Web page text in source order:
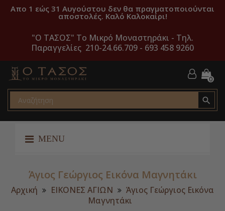
Απο 1 εώς 31 Αυγούστου δεν θα πραγματοποιούνται
αποστολές. Καλό Καλοκαίρι!
"O ΤΑΣΟΣ" Το Μικρό Μοναστηράκι - Τηλ.
Παραγγελίες 210-24.66.709 - 693 458 9260
0

MENU
Άγιος Γεώργιος Εικόνα Μαγνητάκι
Αρχική ΕΙΚΟΝΕΣ ΑΓΙΩΝ
Άγιος Γεώργιος Εικόνα
Μαγνητάκι